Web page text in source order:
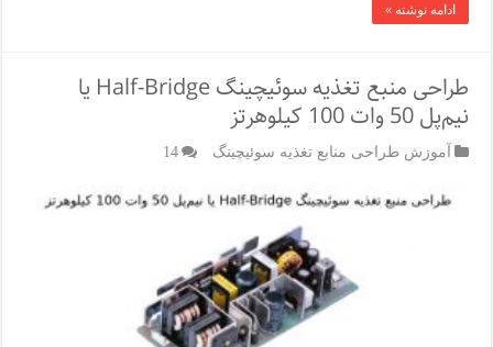
ادامه نوشته »
طراحی منبع تغذیه سوئیچینگ Half-Bridge یا
نیم‌پل 50 وات 100 کیلوهرتز
آموزش طراحی منابع تغذیه سوئیچینگ 14